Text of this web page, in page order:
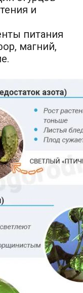
и
питания
магний,